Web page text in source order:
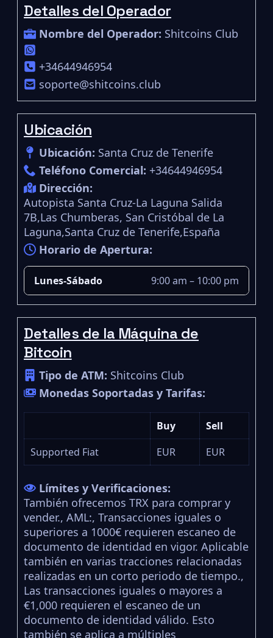
Detalles del Operador
Nombre del Operador: Shitcoins Club
+34644946954
soporte@shitcoins.club
Ubicación
Ubicación: Santa Cruz de Tenerife
Teléfono Comercial: +34644946954
Dirección:
Autopista Santa Cruz-La Laguna Salida
7B,Las Chumberas, San Cristóbal de La
Laguna,Santa Cruz de Tenerife,España
Horario de Apertura:
Lunes-Sábado 9:00 am – 10:00 pm
Detalles de la Máquina de
Bitcoin
Tipo de ATM: Shitcoins Club
Monedas Soportadas y Tarifas:
Buy
Sell
Supported Fiat
EUR EUR
Límites y Verificaciones:
También ofrecemos TRX para comprar y
vender., AML:, Transacciones iguales o
superiores a 1000€ requieren escaneo de
documento de identidad en vigor. Aplicable
también en varias tracciones relacionadas
realizadas en un corto periodo de tiempo.,
Las transacciones iguales o mayores a
€1,000 requieren el escaneo de un
documento de identidad válido. Esto
también se aplica a múltiples